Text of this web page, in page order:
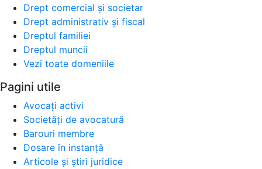
Drept comercial și societar
Drept administrativ și fiscal
Dreptul familiei
Dreptul muncii
Vezi toate domeniile
Pagini utile
Avocați activi
Societăți de avocatură
Barouri membre
Dosare în instanță
Articole și știri juridice